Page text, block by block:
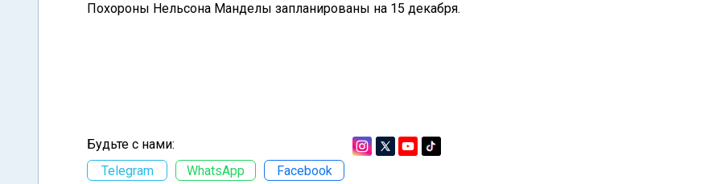
Похороны Нельсона Манделы запланированы на 15 декабря.
Будьте с нами:
Telegram
WhatsApp Facebook